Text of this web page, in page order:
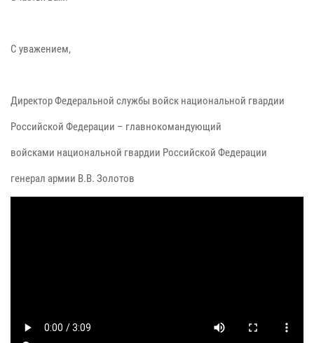
С уважением,
Директор Федеральной службы войск национальной гвардии
Российской Федерации – главнокомандующий
войсками национальной гвардии Российской Федерации
генерал армии В.В. Золотов